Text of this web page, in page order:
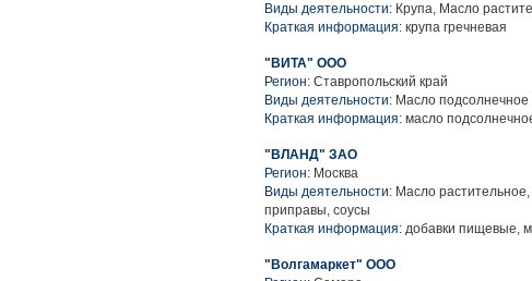
Виды деятельности: Крупа, Масло
Краткая информация: крупа гречневая
"ВИТА" ООО
Регион: Ставропольский край
Виды деятельности: Масло подсолнечное
Краткая информация: масло
"ВЛАНД" ЗАО
Регион: Москва
Виды деятельности: Масло
приправы, соусы
Краткая информация: добавки пищевые,
"Волгамаркет" ООО